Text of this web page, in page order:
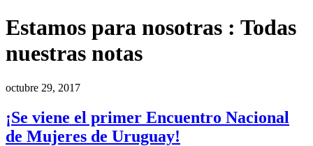
Estamos para nosotras : Todas
nuestras notas
octubre 29, 2017
¡Se viene el primer Encuentro Nacional
de Mujeres de Uruguay!